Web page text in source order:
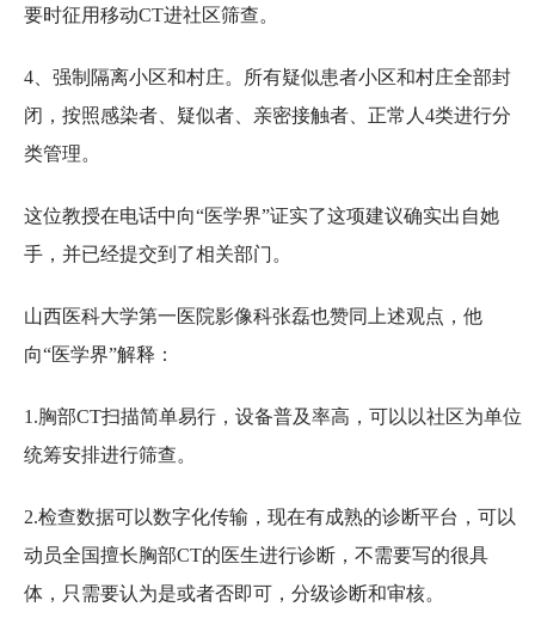
要时征用移动CT进社区筛查。
4、强制隔离小区和村庄。所有疑似患者小区和村庄全部封
闭，按照感染者、疑似者、亲密接触者、正常人4类进行分
类管理。
这位教授在电话中向“医学界”证实了这项建议确实出自她
手，并已经提交到了相关部门。
山西医科大学第一医院影像科张磊也赞同上述观点，他
向“医学界”解释：
1.胸部CT扫描简单易行，设备普及率高，可以以社区为单位
统筹安排进行筛查。
2.检查数据可以数字化传输，现在有成熟的诊断平台，可以
动员全国擅长胸部CT的医生进行诊断，不需要写的很具
体，只需要认为是或者否即可，分级诊断和审核。